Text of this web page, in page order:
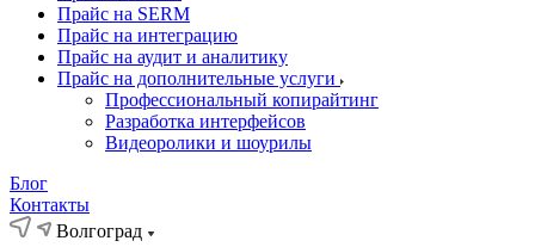
Прайс на SERM
Прайс на интеграцию
Прайс на аудит и аналитику
Прайс на дополнительные услуги
Профессиональный копирайтинг
Разработка интерфейсов
Видеоролики и шоурилы
Блог
Контакты
Волгоград